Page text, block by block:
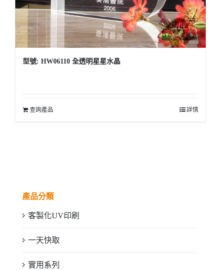
型號: HW06110 全透明星星水晶
查詢產品 詳情
產品分類
客製化UV印刷
一天快取
實用系列